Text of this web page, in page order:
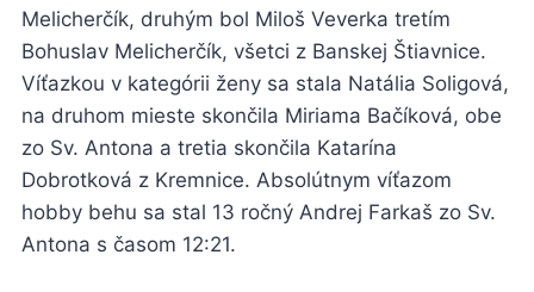
Melicherčík, druhým bol Miloš Veverka tretím
Bohuslav Melicherčík, všetci z Banskej Štiavnice.
Víťazkou v kategórii ženy sa stala Natália Soligová,
na druhom mieste skončila Miriama Bačíková, obe
zo Sv. Antona a tretia skončila Katarína
Dobrotková z Kremnice. Absolútnym víťazom
hobby behu sa stal 13 ročný Andrej Farkaš zo Sv.
Antona s časom 12:21.